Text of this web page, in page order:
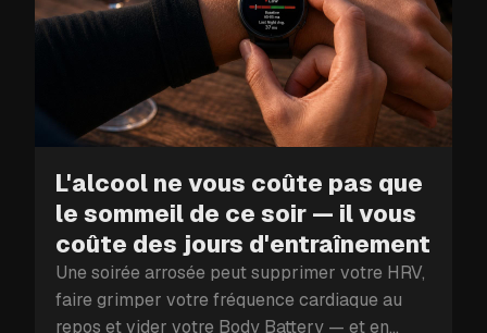
L'alcool ne vous coûte pas que
le sommeil de ce soir — il vous
coûte des jours d'entraînement
Une soirée arrosée peut supprimer votre HRV,
faire grimper votre fréquence cardiaque au
repos et vider votre Body Battery — et en